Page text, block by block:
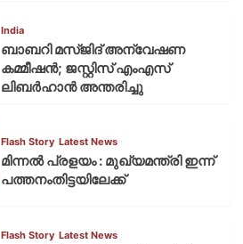
India
ബാബറി മസ്ജിദ് അന്വേഷണ
കമ്മീഷന്‍; ജസ്റ്റിസ് എംഎസ്
ലിബര്‍ഹാന്‍ അന്തരിച്ചു
Flash Story Latest News
മിന്നല്‍ പ്രളയം : മുഖ്യമന്ത്രി ഇന്ന്
പത്തനംതിട്ടയിലേക്ക്
Flash Story Latest News